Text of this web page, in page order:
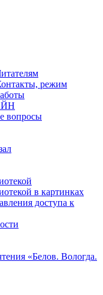
режим
вопросы
в картинках
доступа к
«Белов. Вологда.